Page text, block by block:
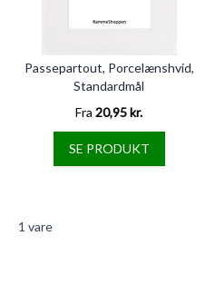
Passepartout, Porcelænshvid,
Standardmål
Fra 20,95 kr.
SE PRODUKT
1 vare